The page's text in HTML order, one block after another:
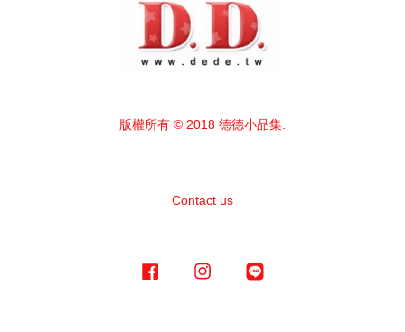
版權所有 © 2018 德德小品集.
Contact us
Facebook Instagram